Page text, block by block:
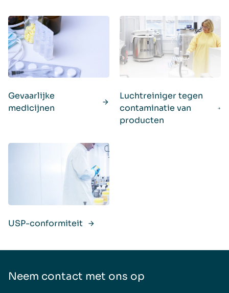
Gevaarlijke
medicijnen
Luchtreiniger tegen
contaminatie van
producten
USP-conformiteit
Neem contact met ons op